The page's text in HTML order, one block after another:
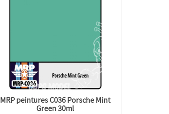
MRP peintures C036 Porsche Mint
Green 30ml